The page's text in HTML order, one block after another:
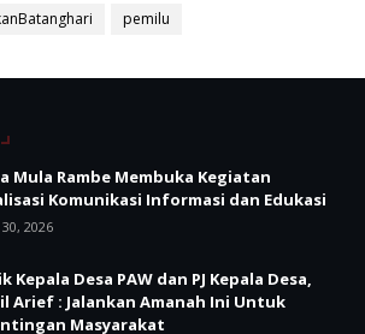
pemilu
Mula Rambe Membuka Kegiatan
Komunikasi Informasi dan Edukasi
30, 2026
Kepala Desa PAW dan PJ Kepala Desa,
Arief : Jalankan Amanah Ini Untuk
Masyarakat